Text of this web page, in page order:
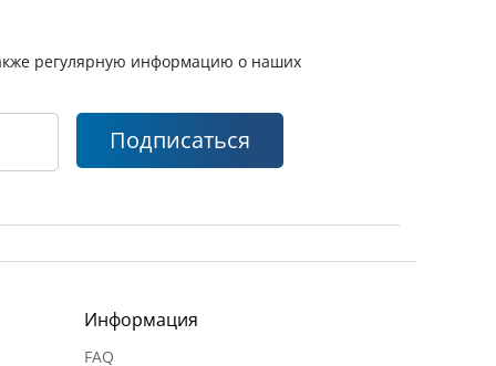
регулярную информацию о наших
Подписаться
Информация
FAQ